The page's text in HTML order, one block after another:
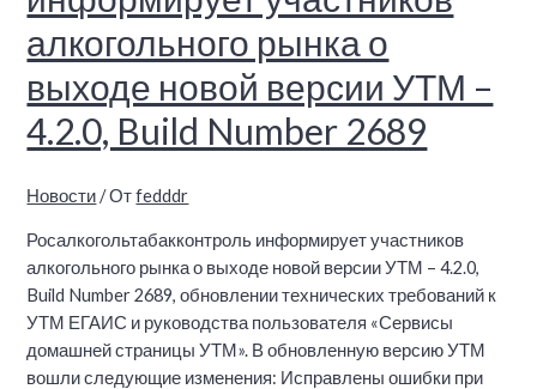
алкогольного рынка о
выходе новой версии УТМ –
4.2.0, Build Number 2689
Новости/ Отfedddr
Росалкогольтабакконтроль информирует участников
алкогольного рынка о выходе новой версии УТМ – 4.2.0,
Build Number 2689, обновлении технических требований к
УТМ ЕГАИС и руководства пользователя «Сервисы
домашней страницы УТМ». В обновленную версию УТМ
вошли следующие изменения: Исправлены ошибки при